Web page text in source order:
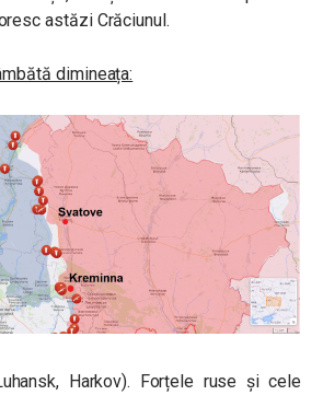
astăzi Crăciunul.
dimineața:
Harkov). Forțele ruse și cele